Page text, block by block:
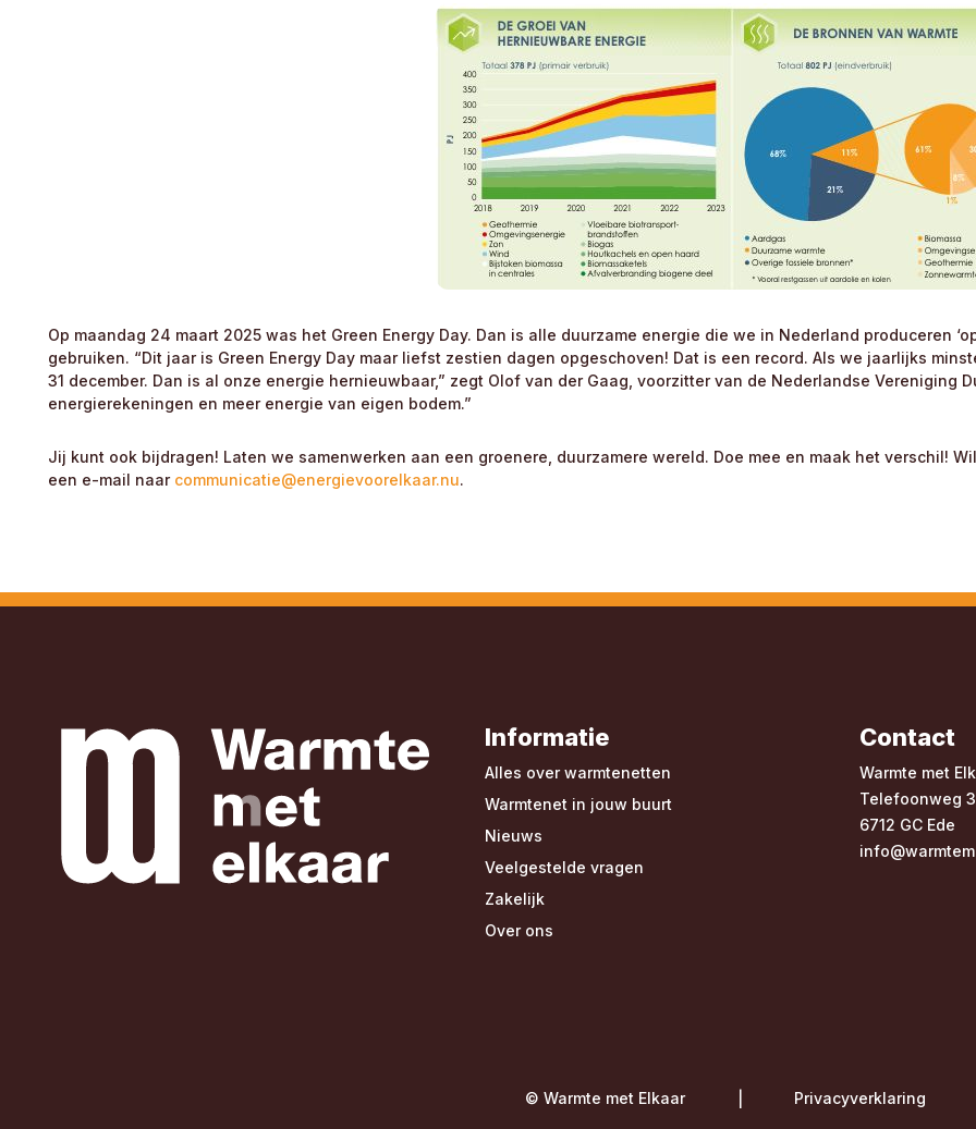
Op maandag 24 maart 2025 was het Green Energy Day. Dan is alle duurzame energie die we in Nederland produceren
gebruiken. “Dit jaar is Green Energy Day maar liefst zestien dagen opgeschoven! Dat is een record. Als we jaarlijks
31 december. Dan is al onze energie hernieuwbaar,” zegt Olof van der Gaag, voorzitter van de Nederlandse Vereniging
energierekeningen en meer energie van eigen bodem.”
Jij kunt ook bijdragen! Laten we samenwerken aan een groenere, duurzamere wereld. Doe mee en maak het verschil!
een e-mail naar communicatie@energievoorelkaar.nu.
Informatie
Alles over warmtenetten
Warmtenet in jouw buurt
Nieuws
Veelgestelde vragen
Zakelijk
Over ons
Contact
Warmte met
Telefoonweg
6712 GC Ede
© Warmte met Elkaar Privacyverklaring